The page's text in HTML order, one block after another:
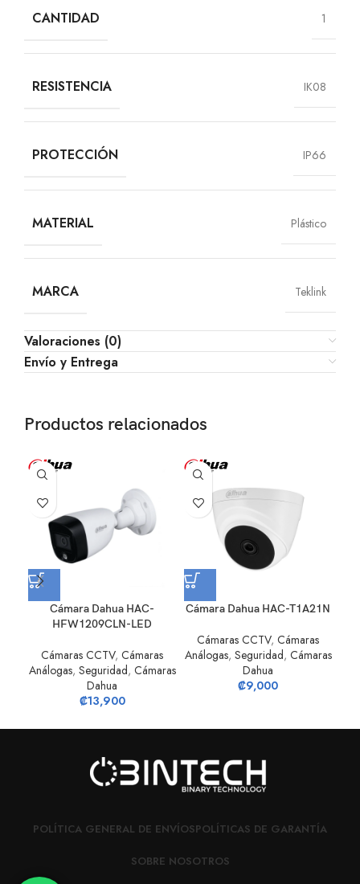
CANTIDAD
1
RESISTENCIA IK08
PROTECCIÓN IP66
MATERIAL Plástico
MARCA Teklink
Valoraciones (0)
Envío y Entrega
Productos relacionados
Cámara Dahua HAC-
HFW1209CLN-LED
Cámaras CCTV, Cámaras
Análogas, Seguridad, Cámaras
Dahua
₡13,900
Cámara Dahua HAC-T1A21N
Cámaras CCTV, Cámaras
Análogas, Seguridad, Cámaras
Dahua
₡9,000
POLÍTICA GENERAL DE ENVÍOSPOLÍTICAS DE GARANTÍA
SOBRE NOSOTROS